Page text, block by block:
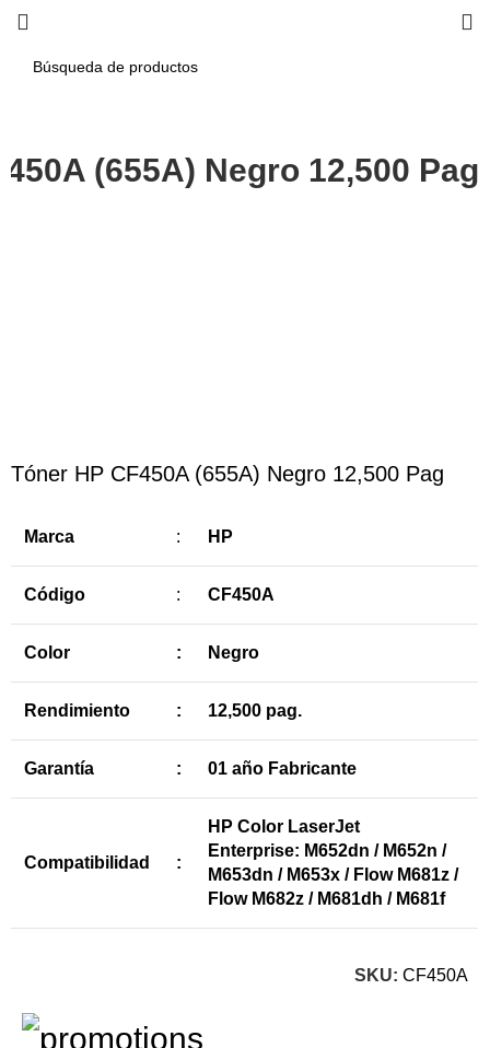
(655A) Negro 12,500 Pag
Tóner HP CF450A (655A) Negro 12,500 Pag
Marca : HP
Código : CF450A
Color : Negro
Rendimiento : 12,500 pag.
Garantía : 01 año Fabricante
Compatibilidad :
HP Color LaserJet
Enterprise: M652dn / M652n /
M653dn / M653x / Flow M681z /
Flow M682z / M681dh / M681f
SKU: CF450A